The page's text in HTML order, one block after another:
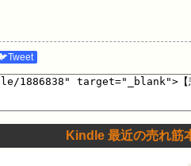
Kindle 最近の売れ筋